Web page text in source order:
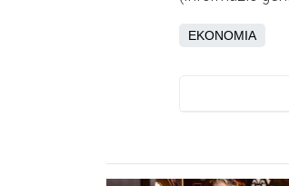
EKONOMIA